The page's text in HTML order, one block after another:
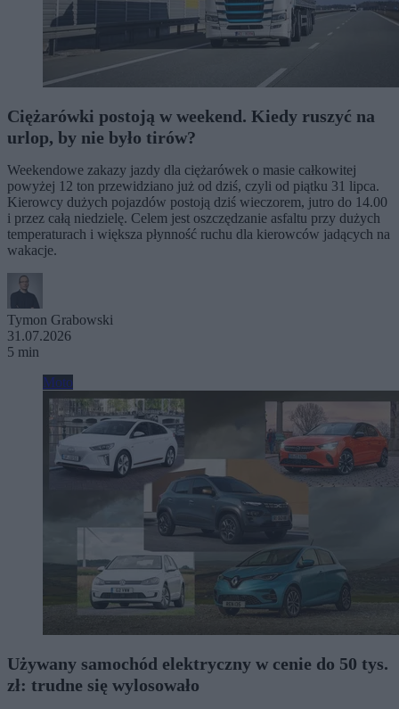
Ciężarówki postoją w weekend. Kiedy ruszyć na
urlop, by nie było tirów?
Weekendowe zakazy jazdy dla ciężarówek o masie całkowitej
powyżej 12 ton przewidziano już od dziś, czyli od piątku 31 lipca.
Kierowcy dużych pojazdów postoją dziś wieczorem, jutro do 14.00
i przez całą niedzielę. Celem jest oszczędzanie asfaltu przy dużych
temperaturach i większa płynność ruchu dla kierowców jadących na
wakacje.
Tymon Grabowski
31.07.2026
5 min
Moto
Używany samochód elektryczny w cenie do 50 tys.
zł: trudne się wylosowało